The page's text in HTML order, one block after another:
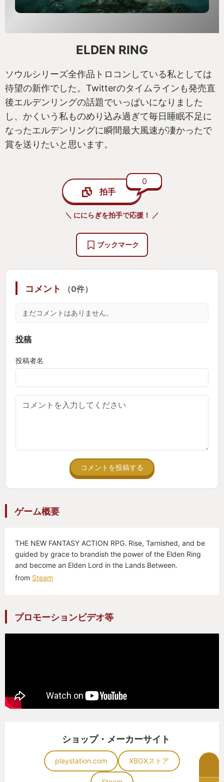
ELDEN RING
ソウルシリーズ全作品トロコンしている私としては
待望の新作でした。Twitterのタイムラインも発売直
後エルデンリングの話題でいっぱいになりました
し、かくいう私ものめり込み過ぎて毎日睡眠不足に
なったエルデンリングに瞬間最大風速が凄かったで
賞を送りたいと思います。
拍手
0
＼ ににらぎを拍手で応援！ ／
ブックマーク
コメント （0件）
まだコメントはありません。
投稿
投稿者名
コメントを投稿する
ゲーム概要
THE NEW FANTASY ACTION RPG. Rise, Tarnished, and be
guided by grace to brandish the power of the Elden Ring
and become an Elden Lord in the Lands Between.
from Steam
プロモーションビデオ等
ショップ・メーカーサイト
playstation.com XBOXストア